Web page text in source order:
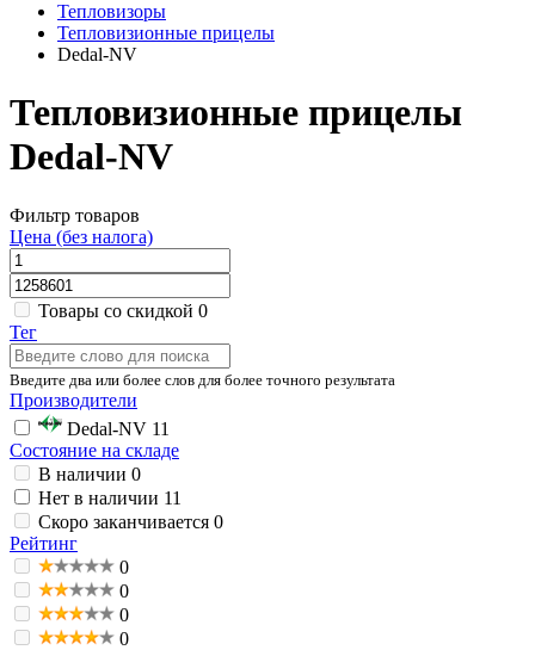
Тепловизоры
Тепловизионные прицелы
Dedal-NV
Тепловизионные прицелы
Dedal-NV
Фильтр товаров
Цена (без налога)
Товары со скидкой 0
Тег
Введите два или более слов для более точного результата
Производители
Dedal-NV 11
Состояние на складе
В наличии 0
Нет в наличии 11
Скоро заканчивается 0
Рейтинг
0
0
0
0